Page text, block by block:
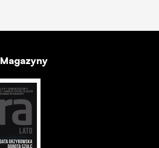
Magazyny